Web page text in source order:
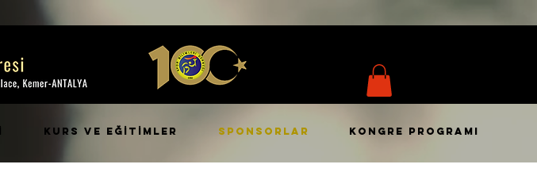
KURS ve EĞİTİMLER SPONSORLAR KONGRE PROGRAMI